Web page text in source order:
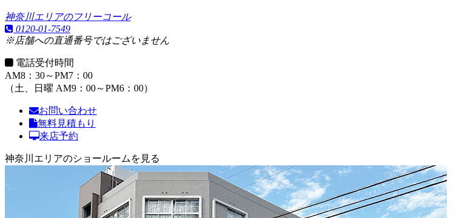
神奈川エリアのフリーコール
0120-01-7549
※店舗への直通番号ではございません
電話受付時間
AM8：30～PM7：00
（土、日曜 AM9：00～PM6：00）
お問い合わせ
無料見積もり
来店予約
神奈川エリアのショールームを見る